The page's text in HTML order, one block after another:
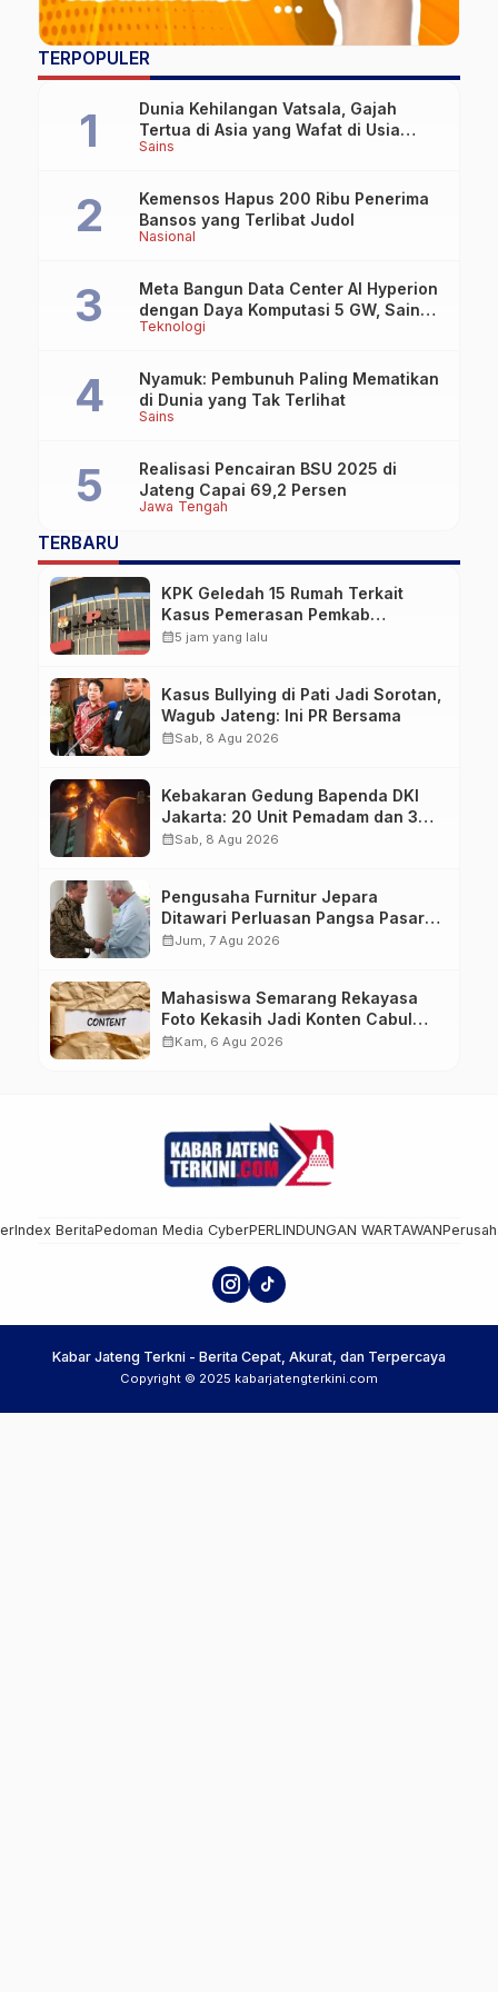
TERPOPULER
Sains
Dunia Kehilangan Vatsala, Gajah
Tertua di Asia yang Wafat di Usia
Lebih dari 100 Tahun
Nasional
Kemensos Hapus 200 Ribu Penerima
Bansos yang Terlibat Judol
Teknologi
Meta Bangun Data Center AI Hyperion
dengan Daya Komputasi 5 GW, Saingi
OpenAI dan Google
Sains
Nyamuk: Pembunuh Paling Mematikan
di Dunia yang Tak Terlihat
Jawa Tengah
Realisasi Pencairan BSU 2025 di
Jateng Capai 69,2 Persen
TERBARU
KPK Geledah 15 Rumah Terkait
Kasus Pemerasan Pemkab
Pemalang, Sita Dokumen Proyek
calendar_month5 jam yang lalu
Kasus Bullying di Pati Jadi Sorotan,
Wagub Jateng: Ini PR Bersama
calendar_monthSab, 8 Agu 2026
Kebakaran Gedung Bapenda DKI
Jakarta: 20 Unit Pemadam dan 3
Bronto Skylift Dikerahkan, Angin
calendar_monthSab, 8 Agu 2026
Pengusaha Furnitur Jepara
Ditawari Perluasan Pangsa Pasar
Hingga ke IKN
calendar_monthJum, 7 Agu 2026
Mahasiswa Semarang Rekayasa
Foto Kekasih Jadi Konten Cabul
karena Sakit Hati
calendar_monthKam, 6 Agu 2026
Index BeritaPedoman Media CyberPERLINDUNGAN WARTAWAN
Kabar Jateng Terkni - Berita Cepat, Akurat, dan Terpercaya
Copyright © 2025 kabarjatengterkini.com